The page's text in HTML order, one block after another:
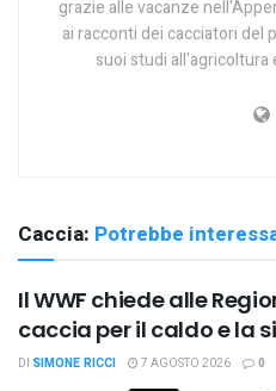
grazie alle vacanze
ai racconti dei cacciatori del
suoi studi all'agricoltura
Caccia: Potrebbe
Il WWF chiede alle
caccia per il caldo e la
DI SIMONE RICCI 7 AGOSTO 2026 0